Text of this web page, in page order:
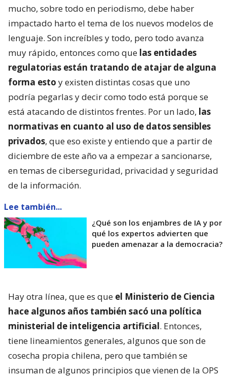
mucho, sobre todo en periodismo, debe haber
impactado harto el tema de los nuevos modelos de
lenguaje. Son increíbles y todo, pero todo avanza
muy rápido, entonces como que las entidades
regulatorias están tratando de atajar de alguna
forma esto y existen distintas cosas que uno
podría pegarlas y decir como todo está porque se
está atacando de distintos frentes. Por un lado, las
normativas en cuanto al uso de datos sensibles
privados, que eso existe y entiendo que a partir de
diciembre de este año va a empezar a sancionarse,
en temas de ciberseguridad, privacidad y seguridad
de la información.
Lee también...
¿Qué son los enjambres de IA y por
qué los expertos advierten que
pueden amenazar a la democracia?
Hay otra línea, que es que el Ministerio de Ciencia
hace algunos años también sacó una política
ministerial de inteligencia artificial. Entonces,
tiene lineamientos generales, algunos que son de
cosecha propia chilena, pero que también se
insuman de algunos principios que vienen de la OPS